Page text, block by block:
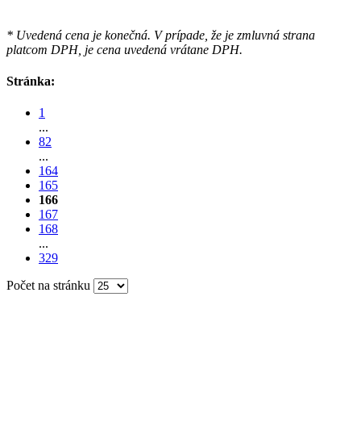
* Uvedená cena je konečná. V prípade, že je zmluvná strana
platcom DPH, je cena uvedená vrátane DPH.
Stránka:
1
...
82
...
164
165
166
167
168
...
329
Počet na stránku